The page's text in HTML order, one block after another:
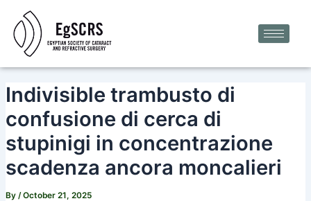
content
Indivisible trambusto di
confusione di cerca di
stupinigi in concentrazione
scadenza ancora moncalieri
By /October 21, 2025
navigation